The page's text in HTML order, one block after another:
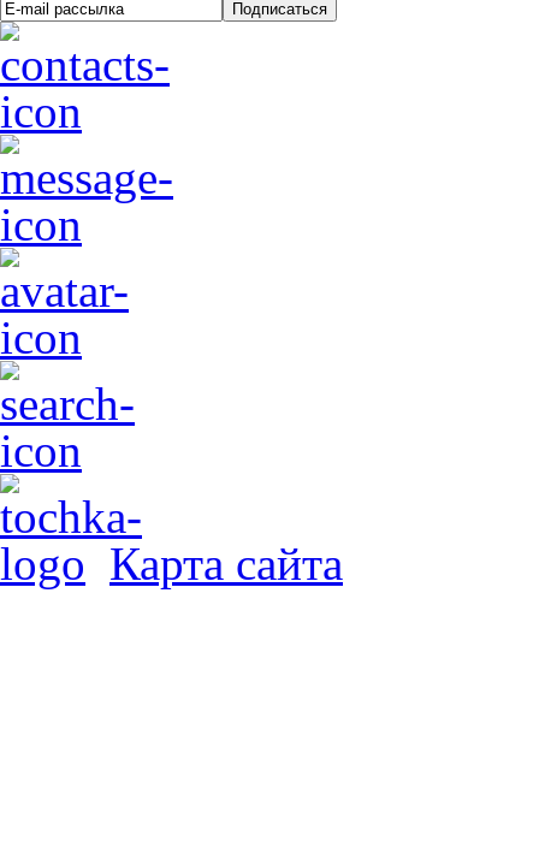
Карта сайта